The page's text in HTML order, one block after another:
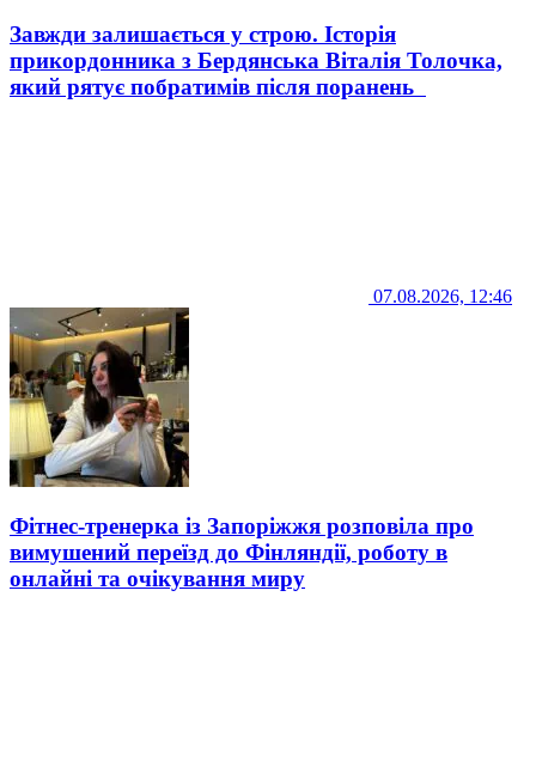
Завжди залишається у строю. Історія
прикордонника з Бердянська Віталія Толочка,
який рятує побратимів після поранень
07.08.2026, 12:46
Фітнес-тренерка із Запоріжжя розповіла про
вимушений переїзд до Фінляндії, роботу в
онлайні та очікування миру